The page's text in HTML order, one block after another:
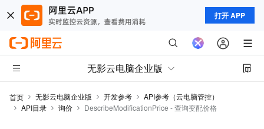
打开 APP
无影云电脑企业版
首页 无影云电脑企业版 开发参考
API参考（云电脑管控）
API目录
询价 DescribeModificationPrice - 查询变配价格